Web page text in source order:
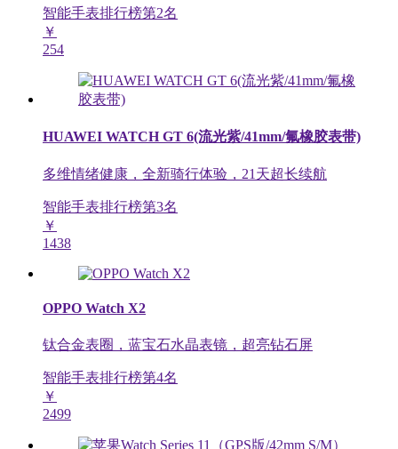
智能手表排行榜第2名
￥
254
HUAWEI WATCH GT 6(流光紫/41mm/氟橡胶表带)
多维情绪健康，全新骑行体验，21天超长续航
智能手表排行榜第3名
￥
1438
OPPO Watch X2
钛合金表圈，蓝宝石水晶表镜，超亮钻石屏
智能手表排行榜第4名
￥
2499